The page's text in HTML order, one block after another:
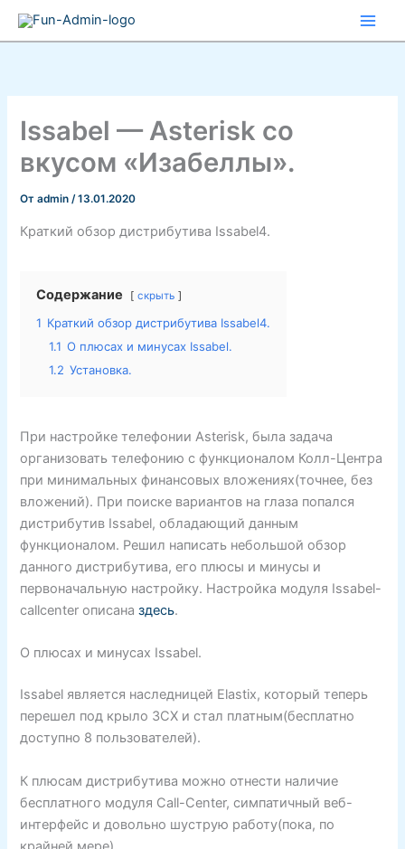
Перейти
Issabel — Asterisk со
вкусом «Изабеллы».
Отadmin/13.01.2020
Краткий обзор дистрибутива Issabel4.
Содержание скрыть
1 Краткий обзор дистрибутива Issabel4.
1.1 О плюсах и минусах Issabel.
1.2 Установка.
При настройке телефонии Asterisk, была задача
организовать телефонию с функционалом Колл-Центра
при минимальных финансовых вложениях(точнее, без
вложений). При поиске вариантов на глаза попался
дистрибутив Issabel, обладающий данным
функционалом. Решил написать небольшой обзор
данного дистрибутива, его плюсы и минусы и
первоначальную настройку. Настройка модуля Issabel-
callcenter описаназдесь.
О плюсах и минусах Issabel.
Issabel является наследницей Elastix, который теперь
перешел под крыло 3CX и стал платным(бесплатно
доступно 8 пользователей).
К плюсам дистрибутива можно отнести наличие
бесплатного модуля Call-Center, симпатичный веб-
интерфейс и довольно шуструю работу(пока, по